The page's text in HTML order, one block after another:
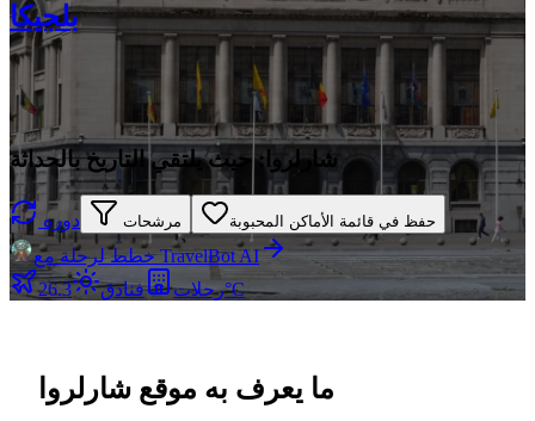
بلجيكا
شارلروا: حيث يلتقي التاريخ بالحداثة
دوره مرشحات حفظ في قائمة الأماكن المحبوبة
خطط لرحلة مع TravelBot AI
رحلات
فنادق 26.3°C
ما يعرف به موقع شارلروا